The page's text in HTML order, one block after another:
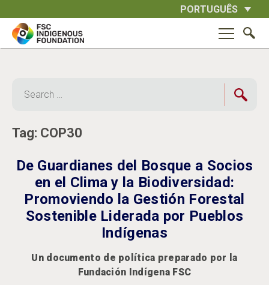
to
content
PORTUGUÊS
for:
Tag: COP30
De Guardianes del Bosque a Socios
en el Clima y la Biodiversidad:
Promoviendo la Gestión Forestal
Sostenible Liderada por Pueblos
Indígenas
Un documento de política preparado por la
Fundación Indígena FSC